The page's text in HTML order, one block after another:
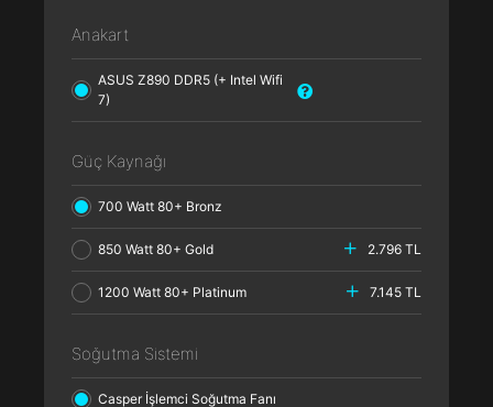
Anakart
ASUS Z890 DDR5 (+ Intel Wifi
7)
Güç Kaynağı
700 Watt 80+ Bronz
850 Watt 80+ Gold 2.796 TL
1200 Watt 80+ Platinum 7.145 TL
Soğutma Sistemi
Casper İşlemci Soğutma Fanı